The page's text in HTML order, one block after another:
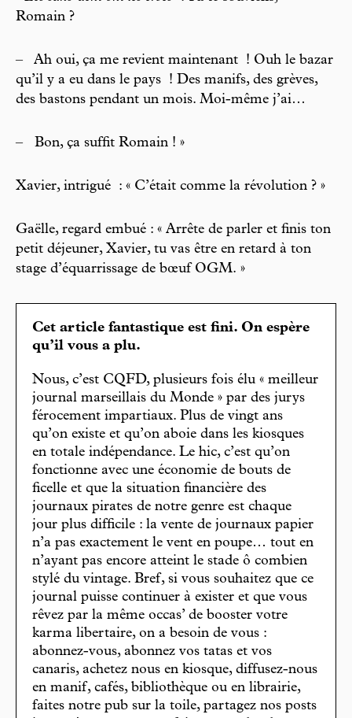
Romain ?
–
Ah oui, ça me revient maintenant ! Ouh le bazar
qu’il y a eu dans le pays ! Des manifs, des grèves,
des bastons pendant un mois. Moi-même j’ai…
– Bon, ça suffit Romain ! »
Xavier, intrigué : « C’était comme la révolution ? »
Gaëlle, regard embué : « Arrête de parler et finis ton
petit déjeuner, Xavier, tu vas être en retard à ton
stage d’équarrissage de bœuf OGM. »
Cet article fantastique est fini. On espère
qu’il vous a plu.
Nous, c’est CQFD, plusieurs fois élu « meilleur
journal marseillais du Monde » par des jurys
férocement impartiaux. Plus de vingt ans
qu’on existe et qu’on aboie dans les kiosques
en totale indépendance. Le hic, c’est qu’on
fonctionne avec une économie de bouts de
ficelle et que la situation financière des
journaux pirates de notre genre est chaque
jour plus difficile : la vente de journaux papier
n’a pas exactement le vent en poupe… tout en
n’ayant pas encore atteint le stade ô combien
stylé du vintage. Bref, si vous souhaitez que ce
journal puisse continuer à exister et que vous
rêvez par la même occas’ de booster votre
karma libertaire, on a besoin de vous :
abonnez-vous, abonnez vos tatas et vos
canaris, achetez nous en kiosque, diffusez-nous
en manif, cafés, bibliothèque ou en librairie,
faites notre pub sur la toile, partagez nos posts